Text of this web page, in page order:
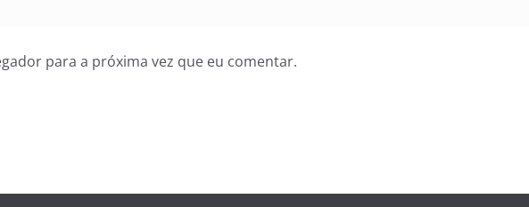
para a próxima vez que eu comentar.